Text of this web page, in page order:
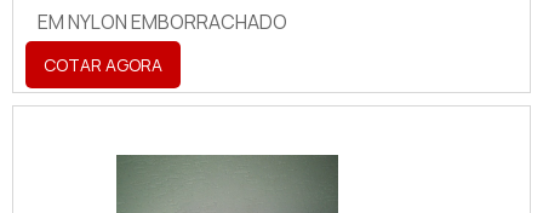
EM NYLON EMBORRACHADO
COTAR AGORA